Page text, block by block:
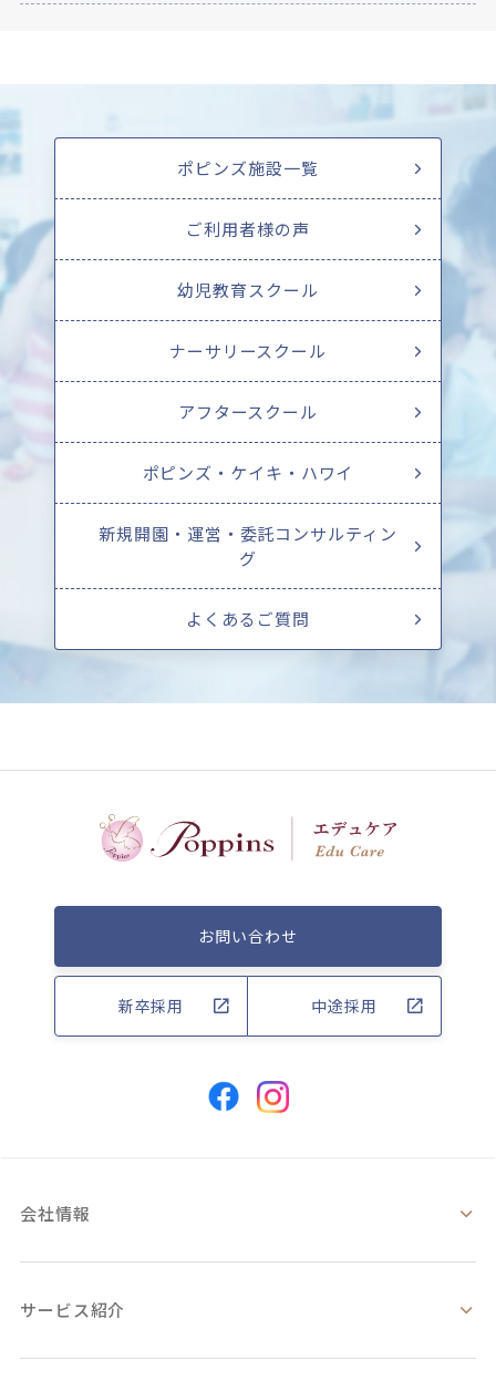
ポピンズ施設一覧
ご利用者様の声
幼児教育スクール
ナーサリースクール
アフタースクール
ポピンズ・ケイキ・ハワイ
新規開園・運営・委託コンサルティン
グ
よくあるご質問
お問い合わせ
新卒採用 中途採用
会社情報
サービス紹介